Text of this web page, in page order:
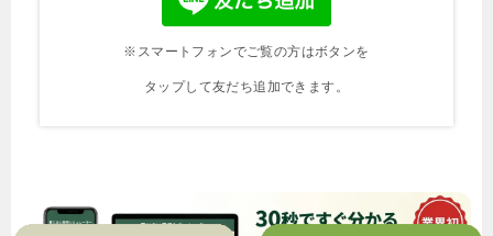
※スマートフォンでご覧の方はボタンを
タップして友だち追加できます。